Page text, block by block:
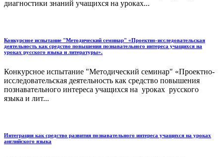
диагностики знаний учащихся на уроках...
Конкурсное испытание "Методический семинар" «Проектно-исследовательская
деятельность как средство повышения познавательного интереса учащихся на
уроках русского языка и литературы».
Конкурсное испытание "Методический семинар" «Проектно-
исследовательская деятельность как средство повышения
познавательного интереса учащихся на уроках русского
языка и лит...
Интеграция как средство развития познавательного интереса учащихся на уроках
английского языка